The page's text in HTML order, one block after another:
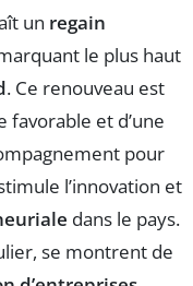
un regain
le plus haut
. Ce renouveau est
favorable et d’une
pour
l’innovation et
dans le pays.
se montrent de